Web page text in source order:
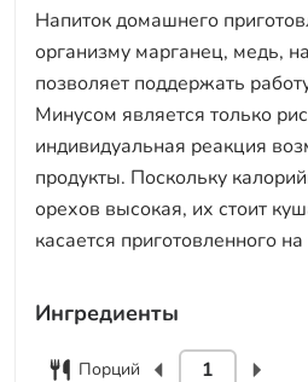
Напиток домашнего
организму марганец, медь,
позволяет поддержать
Минусом является только
индивидуальная реакция
продукты. Поскольку
орехов высокая, их стоит
касается приготовленного
Ингредиенты
Порций